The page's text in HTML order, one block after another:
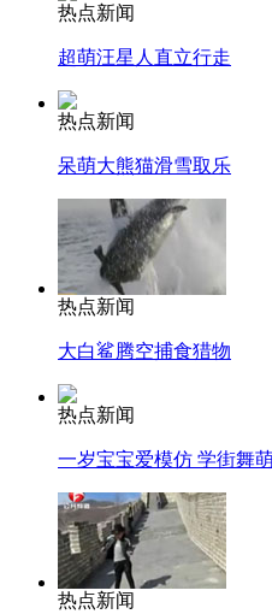
热点新闻
超萌汪星人直立行走
热点新闻
呆萌大熊猫滑雪取乐
热点新闻
大白鲨腾空捕食猎物
热点新闻
一岁宝宝爱模仿 学街舞
热点新闻